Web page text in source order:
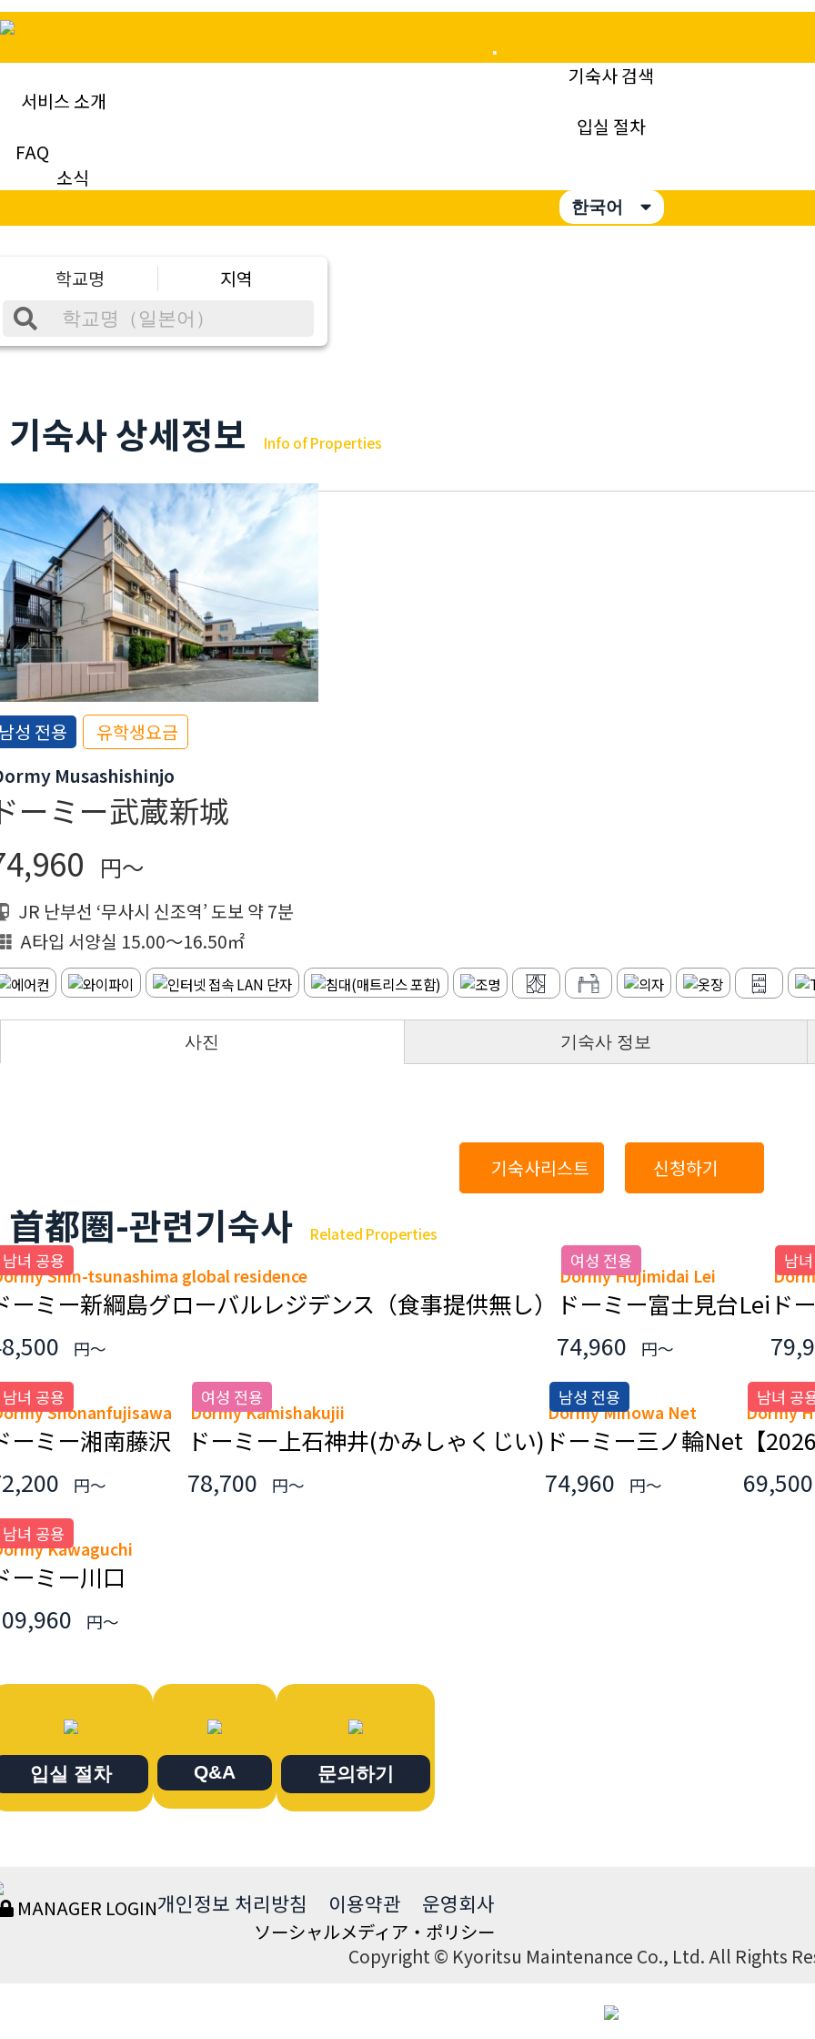
Mobile
기숙사 검색
서비스 소개
입실 절차
FAQ
소식
한국어
학교명 지역
기숙사 상세정보 Info of Properties
성 전용
유학생요금
Musashishinjo
ーミー武蔵新城
円～
JR 난부선 ‘무사시 신조역’ 도보 약 7분
A타입 서양실 15.00～16.50㎡
사진 기숙사 정보
기숙사리스트 신청하기
首都圏-관련기숙사 Related Properties
남녀 공용
Shin-tsunashima global residence
ーミー新綱島グローバルレジデンス（食事提供無し）
円～
여성 전용
Dormy Hujimidai Lei
ドーミー富士見台Lei
74,960
円～
남
ド
남녀 공용
Shonanfujisawa
ーミー湘南藤沢
円～
여성 전용
Dormy Kamishakujii
ドーミー上石神井(かみしゃくじい)
78,700
円～
남성 전용
Dormy Minowa Net
ドーミー三ノ輪Net
74,960
円～
남녀 공
Dormy
【
남녀 공용
Kawaguchi
ーミー川口
円～
입실 절차 Q&A 문의하기
MANAGER LOGIN개인정보 처리방침 이용약관 운영회사
ソーシャルメディア・ポリシー
Copyright © Kyoritsu Maintenance Co., Ltd. All Rights